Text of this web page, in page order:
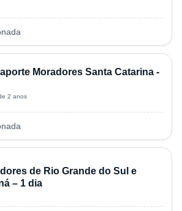
Moradores Santa Catarina -
2 anos
de Rio Grande do Sul e
– 1 dia